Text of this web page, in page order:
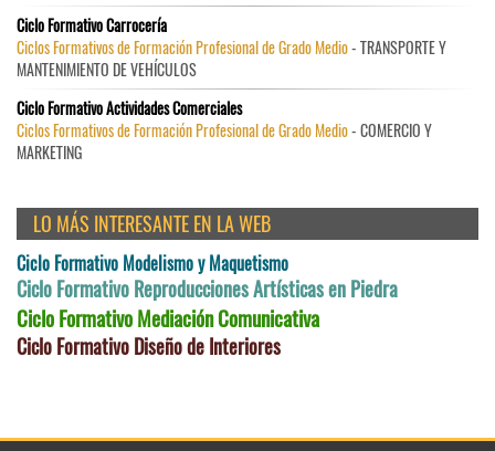
Ciclo Formativo Carrocería
Ciclos Formativos de Formación Profesional de Grado Medio- TRANSPORTE Y
MANTENIMIENTO DE VEHÍCULOS
Ciclo Formativo Actividades Comerciales
Ciclos Formativos de Formación Profesional de Grado Medio- COMERCIO Y
MARKETING
LO MÁS INTERESANTE EN LA WEB
Ciclo Formativo Modelismo y Maquetismo
Ciclo Formativo Reproducciones Artísticas en Piedra
Ciclo Formativo Mediación Comunicativa
Ciclo Formativo Diseño de Interiores